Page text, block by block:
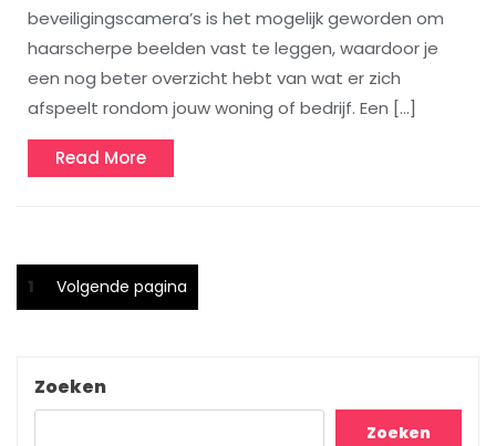
beveiligingscamera’s is het mogelijk geworden om
haarscherpe beelden vast te leggen, waardoor je
een nog beter overzicht hebt van wat er zich
afspeelt rondom jouw woning of bedrijf. Een […]
Read MoreRead
More
Berichtnavigatie
Pagina
1 Volgende pagina
Zoeken
Zoeken